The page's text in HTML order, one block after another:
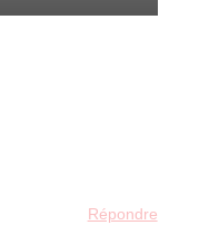
Répondre